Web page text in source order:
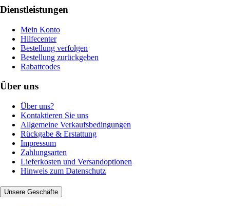
Dienstleistungen
Mein Konto
Hilfecenter
Bestellung verfolgen
Bestellung zurückgeben
Rabattcodes
Über uns
Über uns?
Kontaktieren Sie uns
Allgemeine Verkaufsbedingungen
Rückgabe & Erstattung
Impressum
Zahlungsarten
Lieferkosten und Versandoptionen
Hinweis zum Datenschutz
Unsere Geschäfte